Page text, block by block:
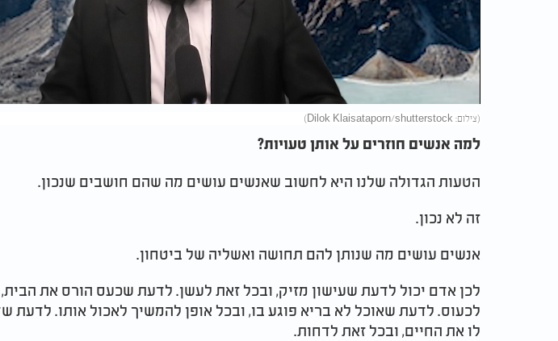
Video
(צילום: Dilok Klaisataporn/shutterstock)
למה אנשים חוזרים על אותן טעויות?
הטעות הגדולה שלנו היא לחשוב שאנשים עושים מה שהם חושבים שנכון.
זה לא נכון.
אנשים עושים מה שנותן להם תחושה ואשליה של ביטחון.
לכן אדם יכול לדעת שעישון מזיק, ובכל זאת לעשן. לדעת שכעס הורס את
לכעוס. לדעת שאוכל לא בריא פוגע בו, ובכל אופן להמשיך לאכול אותו. לדעת
לו את החיים, ובכל זאת לדחות.